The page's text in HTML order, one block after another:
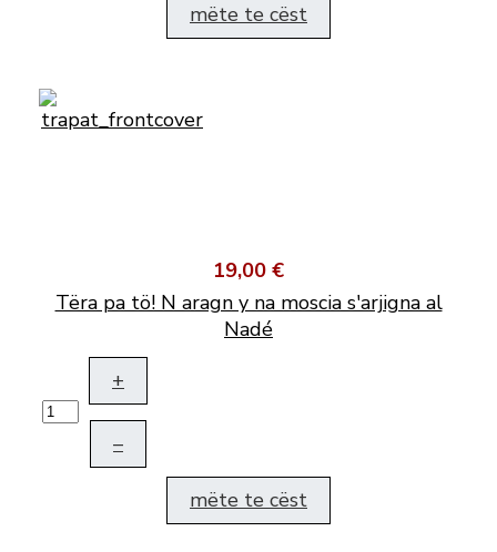
mëte te cëst
19,00 €
Tëra pa tö! N aragn y na moscia s'arjigna al
Nadé
+
–
mëte te cëst